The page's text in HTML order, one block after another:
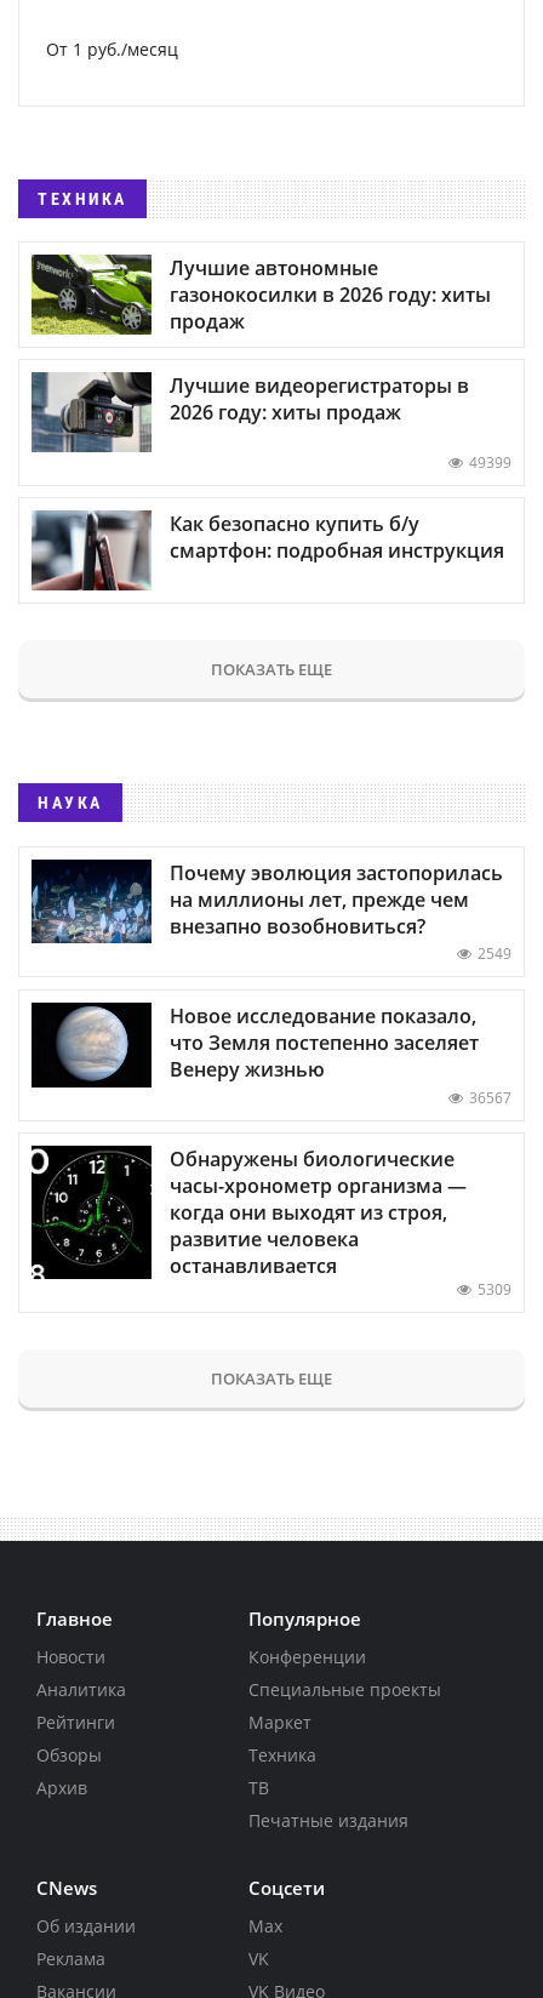
От 1 руб./месяц
ТЕХНИКА
Лучшие автономные
газонокосилки в 2026 году: хиты
продаж
Лучшие видеорегистраторы в
2026 году: хиты продаж
49399
Как безопасно купить б/у
смартфон: подробная инструкция
ПОКАЗАТЬ ЕЩЕ
НАУКА
Почему эволюция застопорилась
на миллионы лет, прежде чем
внезапно возобновиться?
2549
Новое исследование показало,
что Земля постепенно заселяет
Венеру жизнью
36567
Обнаружены биологические
часы-хронометр организма —
когда они выходят из строя,
развитие человека
останавливается
5309
ПОКАЗАТЬ ЕЩЕ
Главное
Новости
Аналитика
Рейтинги
Обзоры
Архив
Популярное
Конференции
Специальные проекты
Маркет
Техника
ТВ
Печатные издания
CNews
Об издании
Реклама
Вакансии
Соцсети
Max
VK
VK Видео